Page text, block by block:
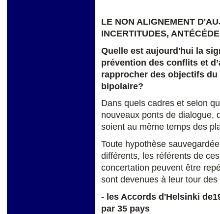
LE NON ALIGNEMENT
INCERTITUDES,
Quelle est aujourd'hui la
prévention des conflits et
rapprocher des objectifs
bipolaire?
Dans quels cadres et selon
nouveaux ponts de dialogue,
soient au même temps des
Toute hypothèse
différents, les référents de
concertation peuvent être
sont devenues à leur tour
- les Accords d'Helsinki
par 35 pays